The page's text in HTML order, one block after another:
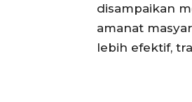
disampaikan
amanat
lebih efektif,